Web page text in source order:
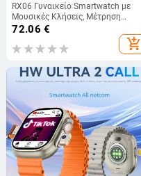
RX06 Γυναικείο Smartwatch με
Μουσικές Κλήσεις, Μέτρηση
Βημάτων, Καρδιακού Ρυθμού και
Πίεσης Αίματος, Πολλαπλών
Αθλημάτων
72.06 €
add_shopping_cart